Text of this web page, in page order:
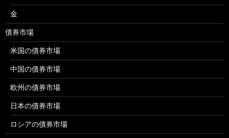
金
債券市場
米国の債券市場
中国の債券市場
欧州の債券市場
日本の債券市場
ロシアの債券市場